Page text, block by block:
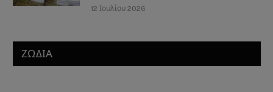
12 Ιουλίου 2026
ΖΩΔΙΑ